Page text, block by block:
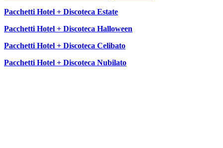
Pacchetti Hotel + Discoteca Estate
Pacchetti Hotel + Discoteca Halloween
Pacchetti Hotel + Discoteca Celibato
Pacchetti Hotel + Discoteca Nubilato